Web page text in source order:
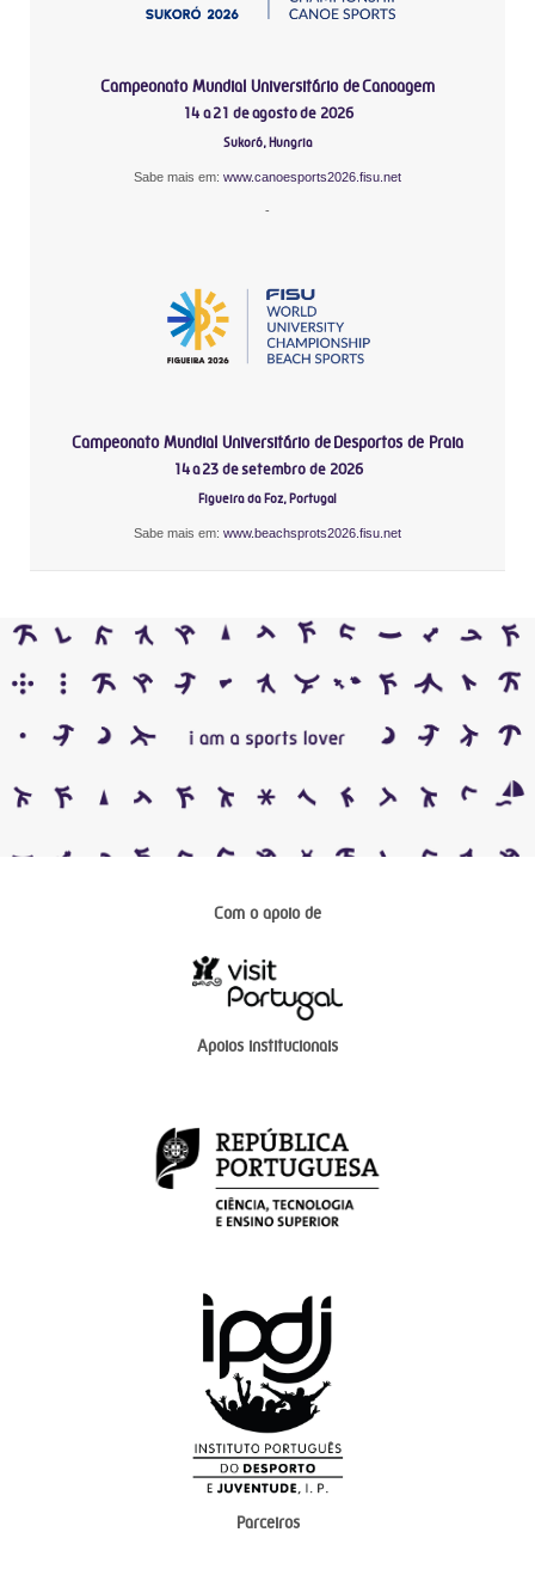
Campeonato Mundial Universitário de Canoagem
14 a 21 de agosto de 2026
Sukoró, Hungria
Sabe mais em: www.canoesports2026.fisu.net
-
Campeonato Mundial Universitário de Desportos de Praia
14 a 23 de setembro de 2026
Figueira da Foz, Portugal
Sabe mais em: www.beachsprots2026.fisu.net
Com o apoio de
Apoios institucionais
Parceiros